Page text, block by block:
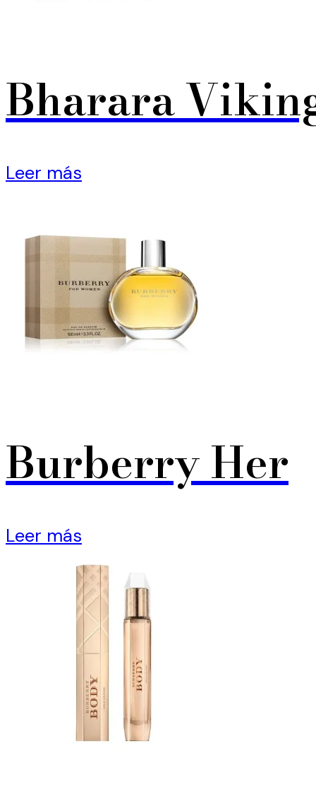
Bharara
Leer más
Burberry Her
Leer más